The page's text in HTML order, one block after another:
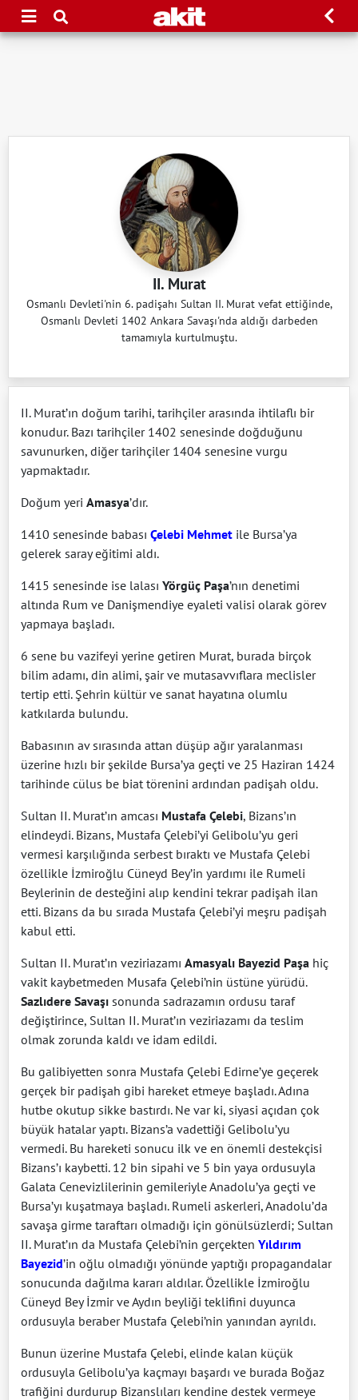
II. Murat
Osmanlı Devleti'nin 6. padişahı Sultan II. Murat vefat ettiğinde,
Osmanlı Devleti 1402 Ankara Savaşı'nda aldığı darbeden
tamamıyla kurtulmuştu.
II. Murat’ın doğum tarihi, tarihçiler arasında ihtilaflı bir
konudur. Bazı tarihçiler 1402 senesinde doğduğunu
savunurken, diğer tarihçiler 1404 senesine vurgu
yapmaktadır.
Doğum yeri Amasya’dır.
1410 senesinde babası Çelebi Mehmet ile Bursa’ya
gelerek saray eğitimi aldı.
1415 senesinde ise lalası Yörgüç Paşa’nın denetimi
altında Rum ve Danişmendiye eyaleti valisi olarak görev
yapmaya başladı.
6 sene bu vazifeyi yerine getiren Murat, burada birçok
bilim adamı, din alimi, şair ve mutasavvıflara meclisler
tertip etti. Şehrin kültür ve sanat hayatına olumlu
katkılarda bulundu.
Babasının av sırasında attan düşüp ağır yaralanması
üzerine hızlı bir şekilde Bursa’ya geçti ve 25 Haziran 1424
tarihinde cülus be biat törenini ardından padişah oldu.
Sultan II. Murat’ın amcası Mustafa Çelebi, Bizans’ın
elindeydi. Bizans, Mustafa Çelebi’yi Gelibolu’yu geri
vermesi karşılığında serbest bıraktı ve Mustafa Çelebi
özellikle İzmiroğlu Cüneyd Bey’in yardımı ile Rumeli
Beylerinin de desteğini alıp kendini tekrar padişah ilan
etti. Bizans da bu sırada Mustafa Çelebi’yi meşru padişah
kabul etti.
Sultan II. Murat’ın veziriazamı Amasyalı Bayezid Paşa hiç
vakit kaybetmeden Musafa Çelebi’nin üstüne yürüdü.
Sazlıdere Savaşı sonunda sadrazamın ordusu taraf
değiştirince, Sultan II. Murat’ın veziriazamı da teslim
olmak zorunda kaldı ve idam edildi.
Bu galibiyetten sonra Mustafa Çelebi Edirne’ye geçerek
gerçek bir padişah gibi hareket etmeye başladı. Adına
hutbe okutup sikke bastırdı. Ne var ki, siyasi açıdan çok
büyük hatalar yaptı. Bizans’a vadettiği Gelibolu’yu
vermedi. Bu hareketi sonucu ilk ve en önemli destekçisi
Bizans’ı kaybetti. 12 bin sipahi ve 5 bin yaya ordusuyla
Galata Cenevizlilerinin gemileriyle Anadolu’ya geçti ve
Bursa’yı kuşatmaya başladı. Rumeli askerleri, Anadolu’da
savaşa girme taraftarı olmadığı için gönülsüzlerdi; Sultan
II. Murat’ın da Mustafa Çelebi’nin gerçekten Yıldırım
Bayezid’in oğlu olmadığı yönünde yaptığı propagandalar
sonucunda dağılma kararı aldılar. Özellikle İzmiroğlu
Cüneyd Bey İzmir ve Aydın beyliği teklifini duyunca
ordusuyla beraber Mustafa Çelebi’nin yanından ayrıldı.
Bunun üzerine Mustafa Çelebi, elinde kalan küçük
ordusuyla Gelibolu’ya kaçmayı başardı ve burada Boğaz
trafiğini durdurup Bizanslıları kendine destek vermeye